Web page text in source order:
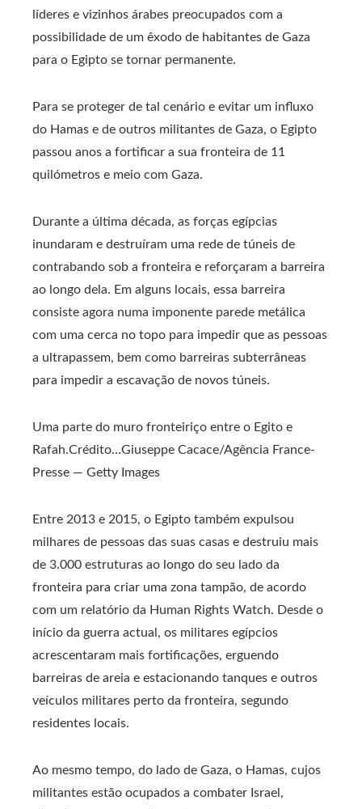
líderes e vizinhos árabes preocupados com a
possibilidade de um êxodo de habitantes de Gaza
para o Egipto se tornar permanente.
Para se proteger de tal cenário e evitar um influxo
do Hamas e de outros militantes de Gaza, o Egipto
passou anos a fortificar a sua fronteira de 11
quilómetros e meio com Gaza.
Durante a última década, as forças egípcias
inundaram e destruíram uma rede de túneis de
contrabando sob a fronteira e reforçaram a barreira
ao longo dela. Em alguns locais, essa barreira
consiste agora numa imponente parede metálica
com uma cerca no topo para impedir que as pessoas
a ultrapassem, bem como barreiras subterrâneas
para impedir a escavação de novos túneis.
Uma parte do muro fronteiriço entre o Egito e
Rafah.Crédito…Giuseppe Cacace/Agência France-
Presse — Getty Images
Entre 2013 e 2015, o Egipto também expulsou
milhares de pessoas das suas casas e destruiu mais
de 3.000 estruturas ao longo do seu lado da
fronteira para criar uma zona tampão, de acordo
com um relatório da Human Rights Watch. Desde o
início da guerra actual, os militares egípcios
acrescentaram mais fortificações, erguendo
barreiras de areia e estacionando tanques e outros
veículos militares perto da fronteira, segundo
residentes locais.
Ao mesmo tempo, do lado de Gaza, o Hamas, cujos
militantes estão ocupados a combater Israel,